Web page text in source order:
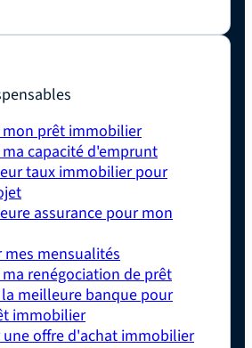
prêt immobilier
capacité d'emprunt
taux immobilier pour
assurance pour mon
mes mensualités
renégociation de prêt
meilleure banque pour
immobilier
une offre d'achat immobilier